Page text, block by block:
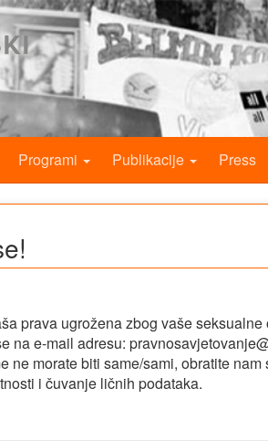
Programi Publikacije Press
prava ugrožena zbog vaše
na e-mail adresu:
ne morate biti same/sami, obratite
i čuvanje ličnih podataka.